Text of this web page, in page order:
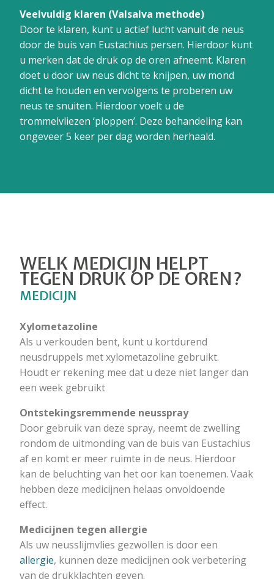
Veelvuldig klaren (Valsalva methode)
Door te klaren, kunt u actief lucht vanuit de neus
door de buis van Eustachius persen. Hierdoor kunt
u merken dat de druk op de oren afneemt. Klaren
doet u door uw neus dicht te knijpen, uw mond
dicht te houden en vervolgens te proberen uw
neus te snuiten. Hierdoor voelt u de
trommelvliezen ‘ploppen’. Deze behandeling kan
ongeveer 5 keer per dag worden herhaald.
WELK MEDICIJN HELPT
TEGEN DRUK OP DE OREN?
MEDICIJN
Xylometazoline
Als u verkouden bent, kunt u kortdurend
neusdruppels met xylometazoline gebruikt.
Houdt er rekening mee dat u deze niet langer dan
een week gebruikt
Ontstekingsremmende neusspray
Door gebruik van deze spray, neemt de zwelling
rondom de uitmonding van de buis van Eustachius
af en komt er meer ruimte in de neus. Hierdoor
kan de beluchting van het oor kan toenemen. Vaak
hebben deze medicijnen helaas onvoldoende
effect.
Medicijnen tegen allergie
Als uw neusslijmvlies gezwollen is door een
allergie, kunnen deze medicijnen ook verbetering
van de drukklachten geven.